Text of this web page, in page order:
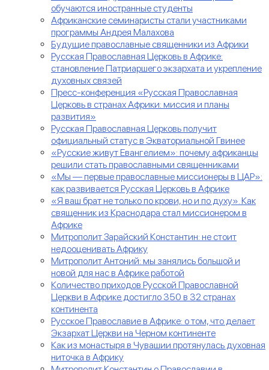
обучаются иностранные студенты
Африканские семинаристы стали участниками
программы Андрея Малахова
Будущие православные священники из Африки
Русская Православная Церковь в Африке:
становление Патриаршего экзархата и укрепление
духовных связей
Пресс-конференция «Русская Православная
Церковь в странах Африки: миссия и планы
развития»
Русская Православная Церковь получит
официальный статус в Экваториальной Гвинее
«Русские живут Евангелием»: почему африканцы
решили стать православными священниками
«Мы — первые православные миссионеры в ЦАР»:
как развивается Русская Церковь в Африке
«Я ваш брат не только по крови, но и по духу». Как
священник из Краснодара стал миссионером в
Африке
Митрополит Зарайский Константин: не стоит
недооценивать Африку
Митрополит Антоний: мы занялись большой и
новой для нас в Африке работой
Количество приходов Русской Православной
Церкви в Африке достигло 350 в 32 странах
континента
Русское Православие в Африке: о том, что делает
Экзархат Церкви на Черном континенте
Как из монастыря в Чувашии протянулась духовная
ниточка в Африку